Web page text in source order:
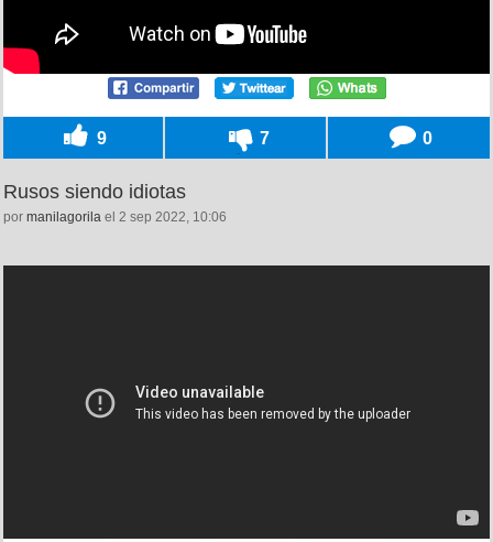
9 7 0
Rusos siendo idiotas
por manilagorila el 2 sep 2022, 10:06